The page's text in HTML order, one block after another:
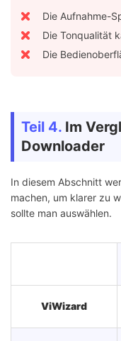
Die Aufnahme-
Die Tonqualität
Die
Teil 4. Im
Downloader
In diesem Abschnitt
machen, um klarer zu
sollte man auswählen.
ViWizard